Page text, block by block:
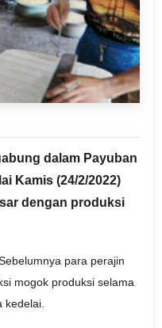
dalam Payuban
Kamis (24/2/2022)
dengan produksi
para perajin
mogok produksi selama